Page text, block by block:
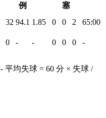
例
塞
32 94.1 1.85 0 0 2 65:00
0 - - 0 0 0
-
- 平均失球 = 60 分 × 失球 /